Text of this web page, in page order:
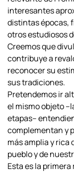
interesantes
distintas épocas,
otros estudiosos
Creemos que
contribuye a
reconocer su
sus tradiciones.
Pretendemos ir
el mismo objeto
etapas--
complementan y
más amplia y rica
pueblo y de
Esta es la